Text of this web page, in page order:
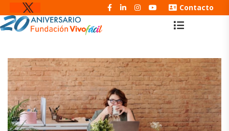
Contacto